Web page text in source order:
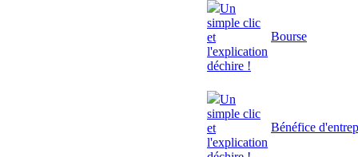
Un
simple clic
et
l'explication
déchire !
Bourse
Un
simple clic
et
l'explication
Bénéfice